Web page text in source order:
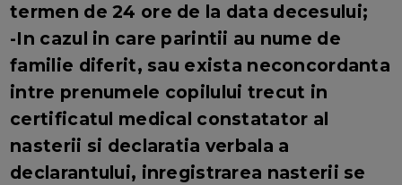
termen de 24 ore de la data decesului;
-In cazul in care parintii au nume de
familie diferit, sau exista neconcordanta
intre prenumele copilului trecut in
certificatul medical constatator al
nasterii si declaratia verbala a
declarantului, inregistrarea nasterii se